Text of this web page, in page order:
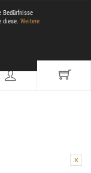
Bedürfnisse
diese. Weitere